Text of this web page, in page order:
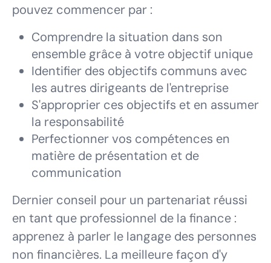
pouvez commencer par :
Comprendre la situation dans son
ensemble grâce à votre objectif unique
Identifier des objectifs communs avec
les autres dirigeants de l'entreprise
S'approprier ces objectifs et en assumer
la responsabilité
Perfectionner vos compétences en
matière de présentation et de
communication
Dernier conseil pour un partenariat réussi
en tant que professionnel de la finance :
apprenez à parler le langage des personnes
non financières. La meilleure façon d'y